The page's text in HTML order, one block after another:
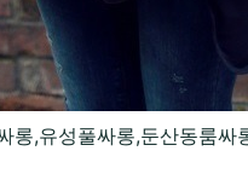
롱,유성풀싸롱,둔산동룸싸